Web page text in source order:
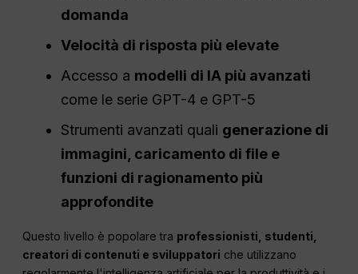
domanda
Velocità di risposta più elevate
Accesso a modelli di IA più avanzati
come le serie GPT-4 e GPT-5
Strumenti avanzati quali generazione di
immagini, caricamento di file e
funzioni di ragionamento più
approfondite
Questo livello è popolare tra professionisti, studenti,
creatori di contenuti e sviluppatori che utilizzano